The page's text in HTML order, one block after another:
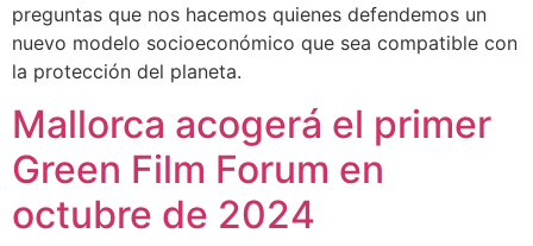
preguntas que nos hacemos quienes defendemos un
nuevo modelo socioeconómico que sea compatible con
la protección del planeta.
Mallorca acogerá el primer
Green Film Forum en
octubre de 2024